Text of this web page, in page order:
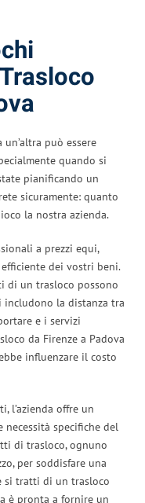
può essere
quando si
pianificando un
sicuramente: quanto
la nostra azienda.
a prezzi equi,
dei vostri beni.
di un trasloco possono
includono la distanza tra
e i servizi
da Firenze a Padova
influenzare il costo
l’azienda offre un
specifiche del
di trasloco, ognuno
per soddisfare una
si tratti di un trasloco
è pronta a fornire un